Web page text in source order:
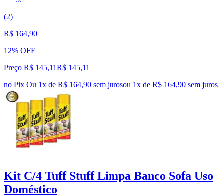
(2)
R$ 164,90
12% OFF
Preço R$ 145,11R$ 145,11
no Pix Ou 1x de R$ 164,90 sem jurosou 1x de R$ 164,90 sem juros
Kit C/4 Tuff Stuff Limpa Banco Sofa Uso
Doméstico